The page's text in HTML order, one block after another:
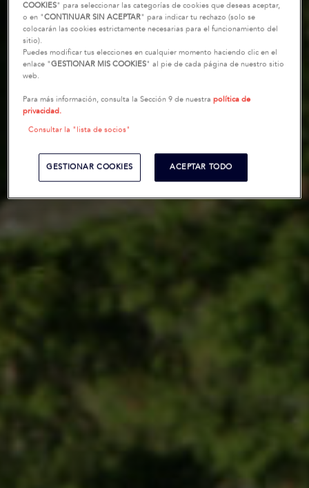
COOKIES" para seleccionar las categorías de cookies que deseas aceptar,
o en "CONTINUAR SIN ACEPTAR" para indicar tu rechazo (solo se
colocarán las cookies estrictamente necesarias para el funcionamiento del
sitio).
Puedes modificar tus elecciones en cualquier momento haciendo clic en el
enlace "GESTIONAR MIS COOKIES" al pie de cada página de nuestro sitio
web.
Para más información, consulta la Sección 9 de nuestrapolítica de
privacidad.
Consultar la "lista de socios"
GESTIONAR COOKIES ACEPTAR TODO